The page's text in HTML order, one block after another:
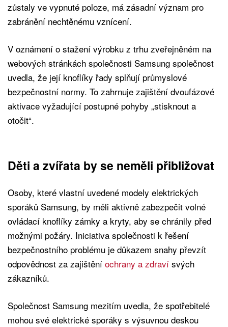
zůstaly ve vypnuté poloze, má zásadní význam pro
zabránění nechtěnému vznícení.
V oznámení o stažení výrobku z trhu zveřejněném na
webových stránkách společnosti Samsung společnost
uvedla, že její knoflíky řady splňují průmyslové
bezpečnostní normy. To zahrnuje zajištění dvoufázové
aktivace vyžadující postupné pohyby „stisknout a
otočit“.
Děti a zvířata by se neměli přibližovat
Osoby, které vlastní uvedené modely elektrických
sporáků Samsung, by měli aktivně zabezpečit volné
ovládací knoflíky zámky a kryty, aby se chránily před
možnými požáry. Iniciativa společnosti k řešení
bezpečnostního problému je důkazem snahy převzít
odpovědnost za zajištění ochrany a zdraví svých
zákazníků.
Společnost Samsung mezitím uvedla, že spotřebitelé
mohou své elektrické sporáky s výsuvnou deskou